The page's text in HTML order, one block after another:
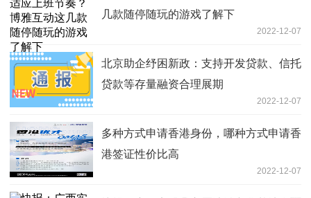
几款随停随玩的游戏了解下
2022-12-07
北京助企纾困新政：支持开发贷款、信托
贷款等存量融资合理展期
2022-12-07
多种方式申请香港身份，哪种方式申请香
港签证性价比高
2022-12-07